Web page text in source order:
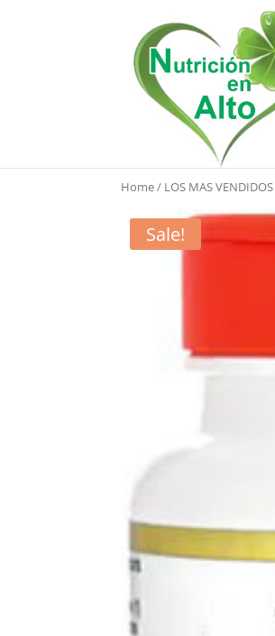
Home/ LOS MAS VENDIDOS
Sale!